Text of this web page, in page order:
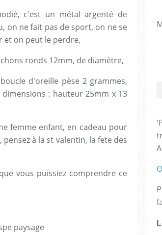
c'est un métal argenté de
on ne fait pas de sport, on ne se
et on peut le perdre,
ronds 12mm, de diamètre,
d'oreille pèse 2 grammes,
: hauteur 25mm x 13
femme enfant, en cadeau pour
à la st valentin, la fete des
vous puissiez comprendre ce
paysage